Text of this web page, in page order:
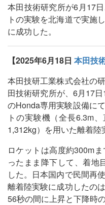
本田技術研究所が6月17
トの実験を北海道で実施
に成功した。
【2025年6月18日 本田技
本田技研工業株式会社の
田技術研究所が、6月17
のHonda専用実験設備に
トの実験機（全長6.3m
1,312kg）を用いた離着陸
ロケットは高度約300m
ったまま降下して、着地
した。日本国内で民間再
離着陸実験に成功したの
56秒の間に上昇と下降時